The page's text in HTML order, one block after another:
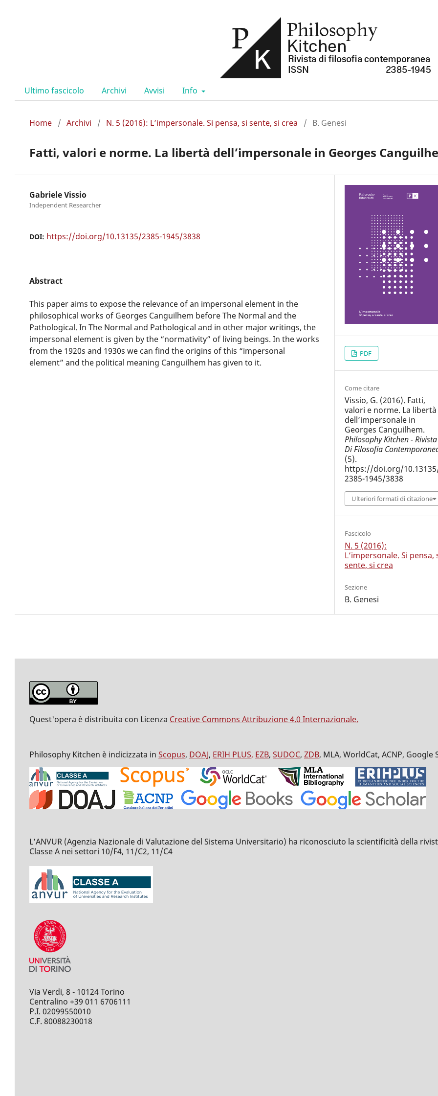
Ultimo fascicolo Archivi Avvisi Info
Home / Archivi / N. 5 (2016): L’impersonale. Si pensa, si sente, si crea / B. Genesi
Fatti, valori e norme. La libertà dell’impersonale in Georges
Gabriele Vissio
Independent Researcher
DOI: https://doi.org/10.13135/2385-1945/3838
Abstract
This paper aims to expose the relevance of an impersonal element in the
philosophical works of Georges Canguilhem before The Normal and the
Pathological. In The Normal and Pathological and in other major writings, the
impersonal element is given by the “normativity” of living beings. In the works
from the 1920s and 1930s we can find the origins of this “impersonal
element” and the political meaning Canguilhem has given to it.
PDF
Come citare
Vissio, G. (2016). Fatti,
valori e norme. La libertà
dell’impersonale in
Georges Canguilhem.
Philosophy Kitchen - Rivista
Di Filosofia
(5).
https://doi.org/
2385-1945/3838
Ulteriori formati di citazione
Fascicolo
N. 5 (2016):
L’impersonale. Si pensa,
sente, si crea
Sezione
B. Genesi
Quest'opera è distribuita con Licenza Creative Commons Attribuzione 4.0 Internazionale.
Philosophy Kitchen è indicizzata in Scopus, DOAJ, ERIH PLUS, EZB, SUDOC, ZDB, MLA, WorldCat, ACNP,
L’ANVUR (Agenzia Nazionale di Valutazione del Sistema Universitario) ha riconosciuto la scientificità della
Classe A nei settori 10/F4, 11/C2, 11/C4
Via Verdi, 8 - 10124 Torino
Centralino +39 011 6706111
P.I. 02099550010
C.F. 80088230018